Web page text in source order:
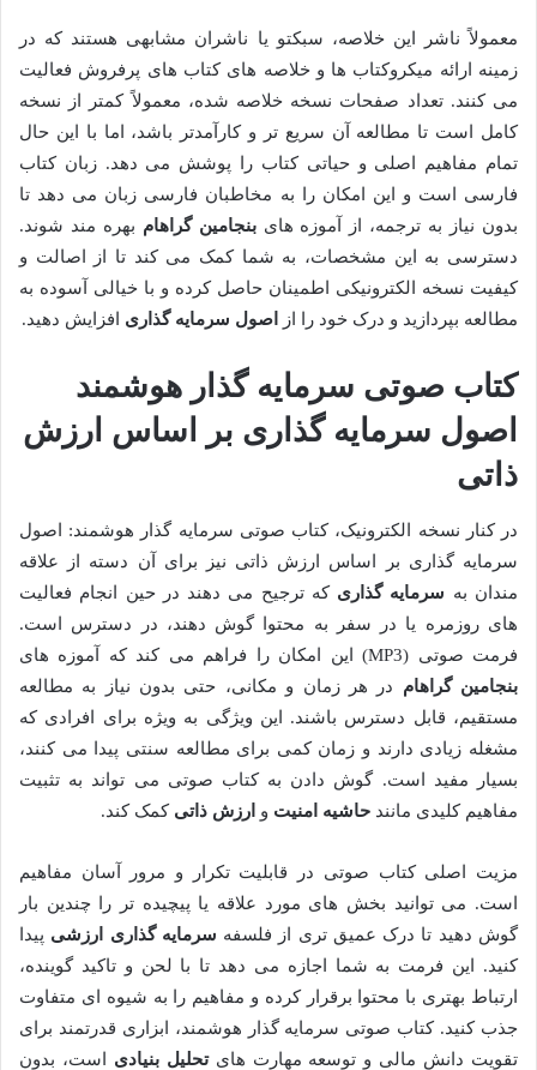
معمولاً ناشر این خلاصه، سبکتو یا ناشران مشابهی هستند که در
زمینه ارائه میکروکتاب ها و خلاصه های کتاب های پرفروش فعالیت
می کنند. تعداد صفحات نسخه خلاصه شده، معمولاً کمتر از نسخه
کامل است تا مطالعه آن سریع تر و کارآمدتر باشد، اما با این حال
تمام مفاهیم اصلی و حیاتی کتاب را پوشش می دهد. زبان کتاب
فارسی است و این امکان را به مخاطبان فارسی زبان می دهد تا
بدون نیاز به ترجمه، از آموزه هایبنجامین گراهام بهره مند شوند.
دسترسی به این مشخصات، به شما کمک می کند تا از اصالت و
کیفیت نسخه الکترونیکی اطمینان حاصل کرده و با خیالی آسوده به
مطالعه بپردازید و درک خود را از
اصول سرمایه گذاری افزایش دهید.
کتاب صوتی سرمایه گذار هوشمند
اصول سرمایه گذاری بر اساس ارزش
ذاتی
در کنار نسخه الکترونیک، کتاب صوتی سرمایه گذار هوشمند: اصول
سرمایه گذاری بر اساس ارزش ذاتی نیز برای آن دسته از علاقه
مندان به سرمایه گذاری که ترجیح می دهند در حین انجام فعالیت
های روزمره یا در سفر به محتوا گوش دهند، در دسترس است.
فرمت صوتی (MP3) این امکان را فراهم می کند که آموزه های
بنجامین گراهام در هر زمان و مکانی، حتی بدون نیاز به مطالعه
مستقیم، قابل دسترس باشند. این ویژگی به ویژه برای افرادی که
مشغله زیادی دارند و زمان کمی برای مطالعه سنتی پیدا می کنند،
بسیار مفید است. گوش دادن به کتاب صوتی می تواند به تثبیت
مفاهیم کلیدی مانند حاشیه امنیت و ارزش ذاتی کمک کند.
مزیت اصلی کتاب صوتی در قابلیت تکرار و مرور آسان مفاهیم
است. می توانید بخش های مورد علاقه یا پیچیده تر را چندین بار
گوش دهید تا درک عمیق تری از فلسفه سرمایه گذاری ارزشی پیدا
کنید. این فرمت به شما اجازه می دهد تا با لحن و تاکید گوینده،
ارتباط بهتری با محتوا برقرار کرده و مفاهیم را به شیوه ای متفاوت
جذب کنید. کتاب صوتی سرمایه گذار هوشمند، ابزاری قدرتمند برای
تقویت دانش مالی و توسعه مهارت هایتحلیل بنیادی است، بدون